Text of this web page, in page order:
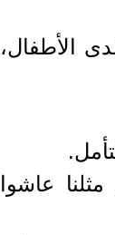
الأطفال،
عاشوا